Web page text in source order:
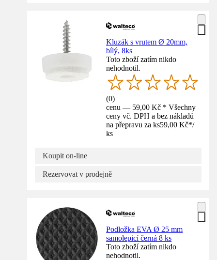
Kluzák s vrutem Ø 20mm,
bílý, 8ks
Toto zboží zatím nikdo
nehodnotil.
(0)
cenu — 59,00 Kč * Všechny
ceny vč. DPH a bez nákladů
na přepravu za ks59,00 Kč*/
ks
Koupit on-line
Rezervovat v prodejně
Podložka EVA Ø 25 mm
samolepicí černá 8 ks
Toto zboží zatím nikdo
nehodnotil.